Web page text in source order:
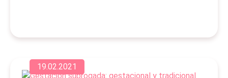
19.02.2021